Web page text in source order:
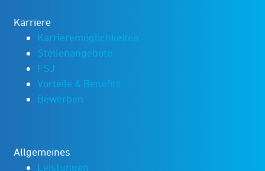
Karriere
Karrieremöglichkeiten
Stellenangebote
FSJ
Vorteile & Benefits
Bewerben
Allgemeines
Leistungen